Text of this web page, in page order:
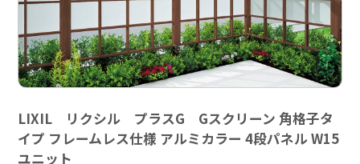
LIXIL リクシル プラスG Gスクリーン 角格子タ
イプ フレームレス仕様 アルミカラー 4段パネル W15
ユニット